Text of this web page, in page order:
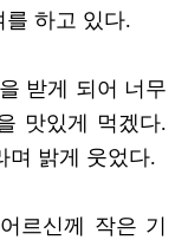
하고 있다.
받게 되어 너무
맛있게 먹겠다.
며 밝게 웃었다.
르신께 작은 기